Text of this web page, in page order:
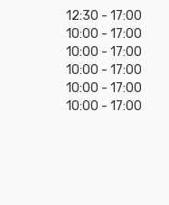
12:30 - 17:00
10:00 - 17:00
10:00 - 17:00
10:00 - 17:00
10:00 - 17:00
10:00 - 17:00